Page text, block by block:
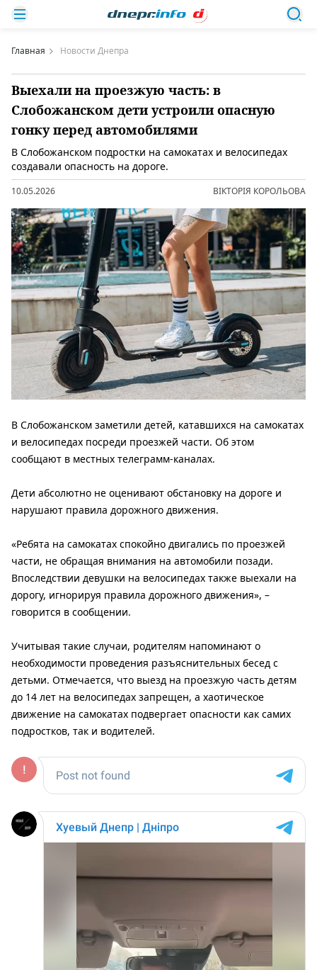
Главная Новости Днепра
Выехали на проезжую часть: в
Слобожанском дети устроили опасную
гонку перед автомобилями
В Слобожанском подростки на самокатах и ​​велосипедах
создавали опасность на дороге.
10.05.2026 ВІКТОРІЯ КОРОЛЬОВА
В Слобожанском заметили детей, катавшихся на самокатах
и ​​велосипедах посреди проезжей части. Об этом
сообщают в местных телеграмм-каналах.
Дети абсолютно не оценивают обстановку на дороге и
нарушают правила дорожного движения.
«Ребята на самокатах спокойно двигались по проезжей
части, не обращая внимания на автомобили позади.
Впоследствии девушки на велосипедах также выехали на
дорогу, игнорируя правила дорожного движения», –
говорится в сообщении.
Учитывая такие случаи, родителям напоминают о
необходимости проведения разъяснительных бесед с
детьми. Отмечается, что выезд на проезжую часть детям
до 14 лет на велосипедах запрещен, а хаотическое
движение на самокатах подвергает опасности как самих
подростков, так и водителей.